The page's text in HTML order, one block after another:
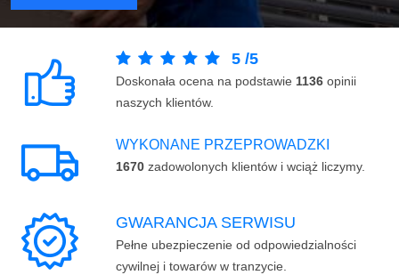
5 /5
Doskonała ocena na podstawie 1136 opinii
naszych klientów.
WYKONANE PRZEPROWADZKI
1670 zadowolonych klientów i wciąż liczymy.
GWARANCJA SERWISU
Pełne ubezpieczenie od odpowiedzialności
cywilnej i towarów w tranzycie.